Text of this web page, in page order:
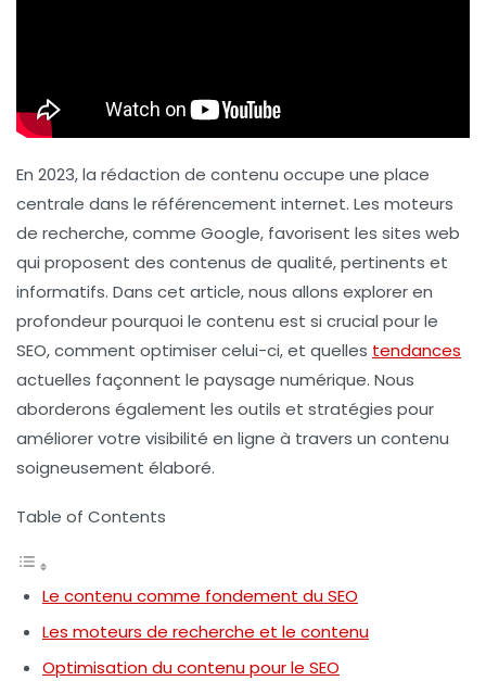
En 2023, la rédaction de contenu occupe une place
centrale dans le référencement internet. Les moteurs
de recherche, comme Google, favorisent les sites web
qui proposent des contenus de qualité, pertinents et
informatifs. Dans cet article, nous allons explorer en
profondeur pourquoi le contenu est si crucial pour le
SEO, comment optimiser celui-ci, et quelles tendances
actuelles façonnent le paysage numérique. Nous
aborderons également les outils et stratégies pour
améliorer votre visibilité en ligne à travers un contenu
soigneusement élaboré.
Table of Contents
Le contenu comme fondement du SEO
Les moteurs de recherche et le contenu
Optimisation du contenu pour le SEO